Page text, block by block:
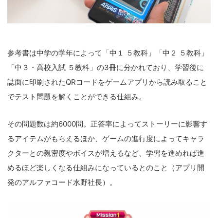
参考書は中学の学年によって「中１ ５教科」「中２ ５教科」
「中３・高校入試 ５教科」の3冊に分かれており、学習後に
誌面に印刷されたQRコードをゲームアプリから読み取ること
でテスト問題を解くことができる仕組み。
その問題数は約6000問。正答率によってストーリーに影響す
るアイテムがもらえるほか、ゲームの進行度によってキャラ
クターとの親密度やボイスが増えるなど、学習を進めれば進
めるほど楽しくなる仕組みになっているとのこと（アプリ開
発のアルファコード水野社長）。